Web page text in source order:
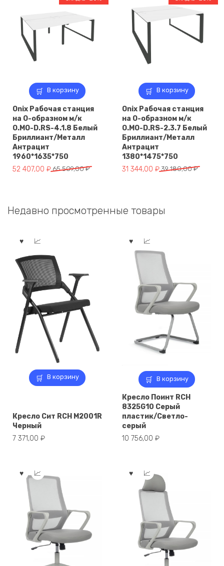
В корзину
Onix Рабочая станция
на О-образном м/к
O.MO-D.RS-4.1.8 Белый
Бриллиант/Металл
Антрацит
1960*1635*750
65 509,00₽
Первоначальная
509,00 ₽.
52 407,00 ₽
Текущая
В корзину
Onix Рабочая станция
на О-образном м/к
O.MO-D.RS-2.3.7 Белый
Бриллиант/Металл
Антрацит
1380*1475*750
39 180,00₽
Первоначальная
180,00 ₽.
31 344,00 ₽
Текущая
Недавно просмотренные товары
В корзину
Кресло Сит RCH M2001R
Черный
7 371,00 ₽
В корзину
Кресло Поинт RCH
8325G10 Серый
пластик/Светло-
серый
10 756,00 ₽